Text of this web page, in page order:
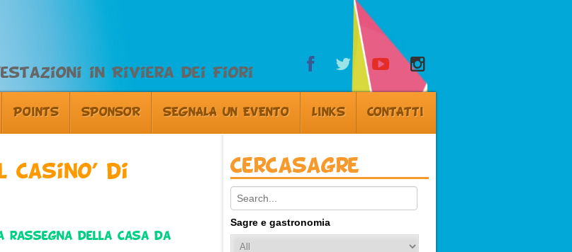
in Riviera dei Fiori
POINTS SPONSOR SEGNALA UN EVENTO LINKS CONTATTI
Casino’ di
rassegna della Casa da
Cercasagre
Search:
Sagre e gastronomia